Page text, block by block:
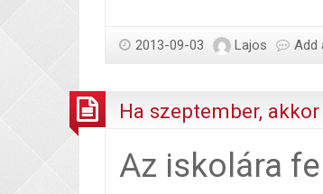
2013-09-03 Lajos Add
Ha szeptember,
Az iskolára